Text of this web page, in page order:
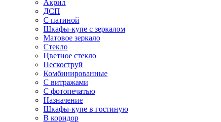
Акрил
ДСП
С патиной
Шкафы-купе с зеркалом
Матовое зеркало
Стекло
Цветное стекло
Пескоструй
Комбинированные
С витражами
С фотопечатью
Назначение
Шкафы-купе в гостиную
В коридор